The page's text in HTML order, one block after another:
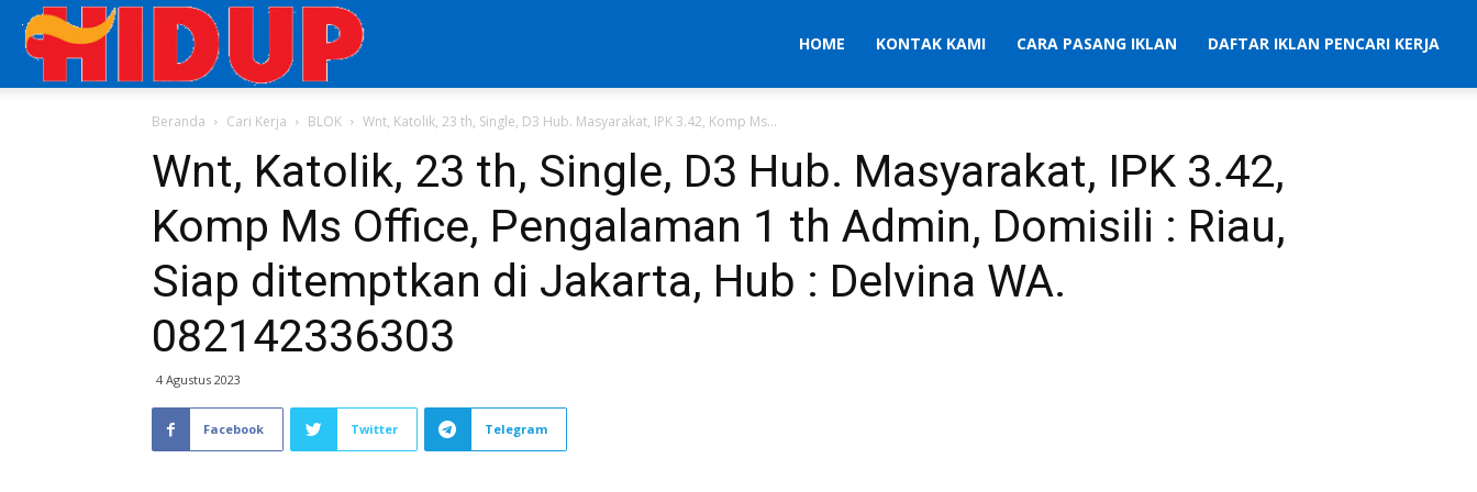
Cari
Kerja
di
HOME KONTAK KAMI CARA PASANG IKLAN DAFTAR IKLAN PENCARI KERJA
Beranda Cari Kerja BLOK Wnt, Katolik, 23 th, Single, D3 Hub. Masyarakat, IPK 3.42, Komp Ms...
Wnt, Katolik, 23 th, Single, D3 Hub. Masyarakat, IPK 3.42,
Komp Ms Office, Pengalaman 1 th Admin, Domisili : Riau,
Siap ditemptkan di Jakarta, Hub : Delvina WA.
082142336303
4 Agustus 2023
Facebook Twitter Telegram